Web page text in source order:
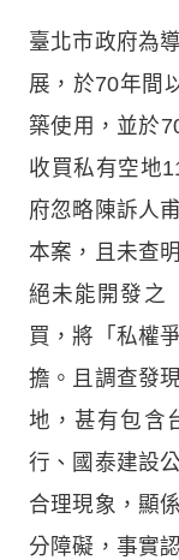
臺北市政府為
展，於70年間
築使用，並於
收買私有空地
府忽略陳訴人
本案，且未查
絕未能開發之
買，將「私權
擔。且調查發
地，甚有包含
行、國泰建設
合理現象，顯
分障礙，事實